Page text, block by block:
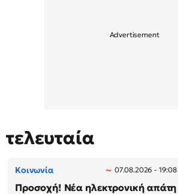
τελευταία
Κοινωνία 07.08.2026 - 19:08
Προσοχή! Νέα ηλεκτρονική απάτη